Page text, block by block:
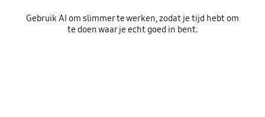
Gebruik AI om slimmer te werken, zodat je tijd hebt om
te doen waar je echt goed in bent.